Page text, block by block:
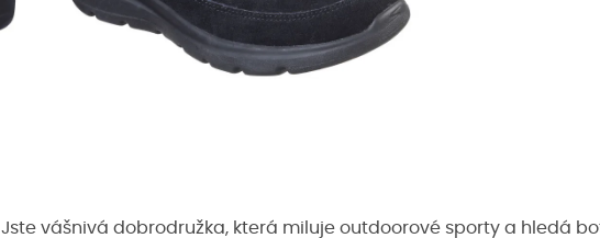
Jste vášnivá dobrodružka, která miluje outdoorové sporty a hledá